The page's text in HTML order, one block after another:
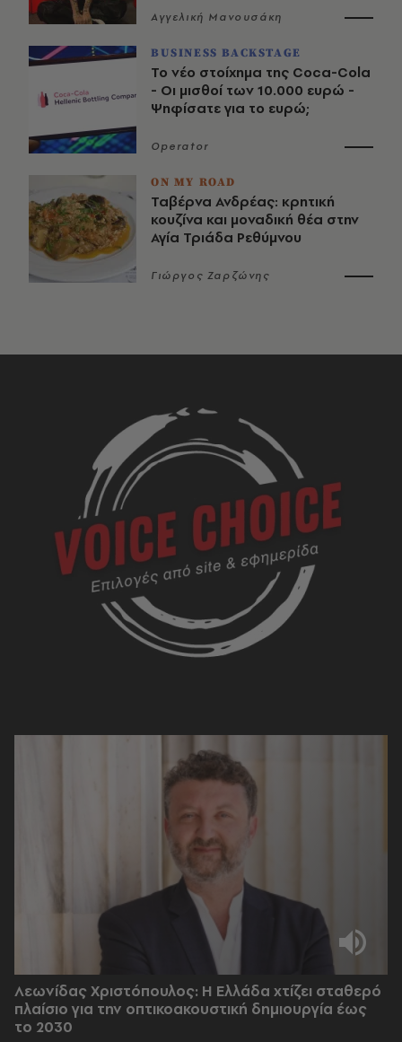
Αγγελική Μανουσάκη
BUSINESS BACKSTAGE
Το νέο στοίχημα της Coca-Cola
- Οι μισθοί των 10.000 ευρώ -
Ψηφίσατε για το ευρώ;
Operator
ON MY ROAD
Ταβέρνα Ανδρέας: κρητική
κουζίνα και μοναδική θέα στην
Αγία Τριάδα Ρεθύμνου
Γιώργος Ζαρζώνης
Λεωνίδας Χριστόπουλος: Η Ελλάδα χτίζει σταθερό
πλαίσιο για την οπτικοακουστική δημιουργία έως
το 2030